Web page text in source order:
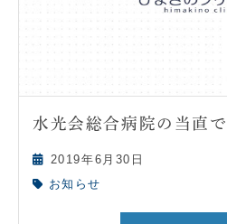
水光会総合病院の当直
2019年6月30日
お知らせ